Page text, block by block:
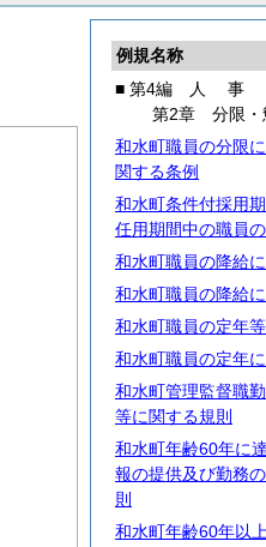
例規名称
■ 第4編
人 事
第2章 分限・
和水町職員の分限
関する条例
和水町条件付採用
任用期間中の職員
和水町職員の降給
和水町職員の降給
和水町職員の定年
和水町職員の定年
和水町管理監督職
等に関する規則
和水町年齢60年に
報の提供及び勤務
則
和水町年齢60年以